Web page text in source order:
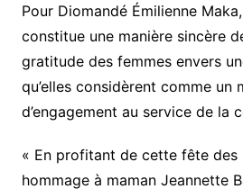
Pour Diomandé Émilienne
constitue une manière sincère
gratitude des femmes envers
qu’elles considèrent comme un
d’engagement au service de la
« En profitant de cette fête des
hommage à maman Jeannette